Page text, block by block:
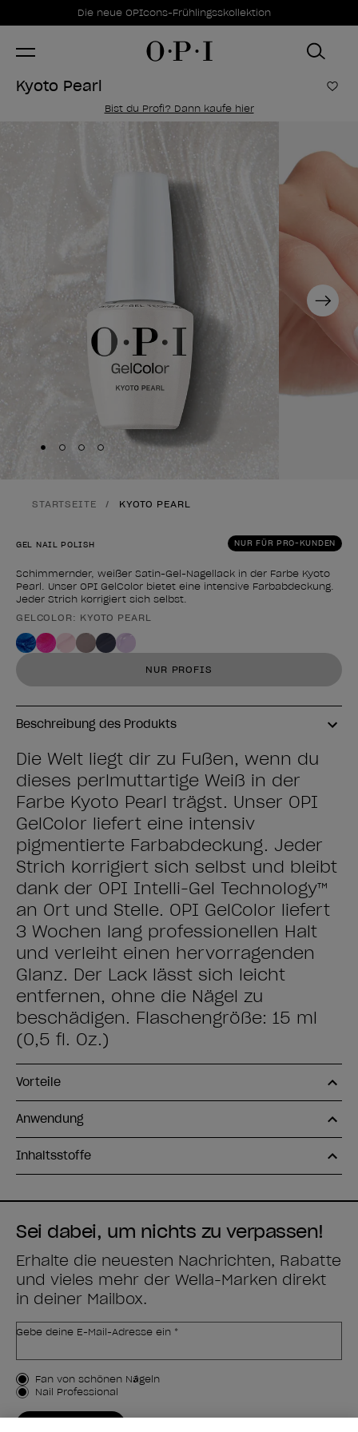
Sonderangebote
Die neue OPIcons-Frühlingsskollektion
Item 1 of 1
Kyoto Pearl Zur
Bist du Profi? Dann kaufe hier
Next
Skip to slide
Skip to slide
Skip to slide 3
Skip to slide 4
STARTSEITE KYOTO PEARL
NUR FÜR PRO-KUNDEN
GEL NAIL POLISH
Schimmernder, weißer Satin-Gel-Nagellack in der Farbe Kyoto
Pearl. Unser OPI GelColor bietet eine intensive Farbabdeckung.
Jeder Strich korrigiert sich selbst.
Form des Produkts
GELCOLOR: KYOTO PEARL
NUR PROFIS
Beschreibung des Produkts
Die Welt liegt dir zu Füßen, wenn du
dieses perlmuttartige Weiß in der
Farbe Kyoto Pearl trägst. Unser OPI
GelColor liefert eine intensiv
pigmentierte Farbabdeckung. Jeder
Strich korrigiert sich selbst und bleibt
dank der OPI Intelli-Gel Technology™
an Ort und Stelle. OPI GelColor liefert
3 Wochen lang professionellen Halt
und verleiht einen hervorragenden
Glanz. Der Lack lässt sich leicht
entfernen, ohne die Nägel zu
beschädigen. Flaschengröße: 15 ml
(0,5 fl. Oz.)
Vorteile
Anwendung
Inhaltsstoffe
Sei dabei, um nichts zu verpassen!
Erhalte die neuesten Nachrichten, Rabatte
und vieles mehr der Wella-Marken direkt
in deiner Mailbox.
Gebe deine E-Mail-Adresse ein *
Kundenart
Fan von schönen Nägeln
Nail Professional